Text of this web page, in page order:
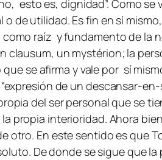
esto es, dignidad”. Como se
de utilidad. Es fin en sí
raíz y fundamento de la
clausum, un mystérion; la
se afirma y vale por sí
de un descansar-
del ser personal que se
propia interioridad. Ahora
En este sentido es que
De donde se sigue que